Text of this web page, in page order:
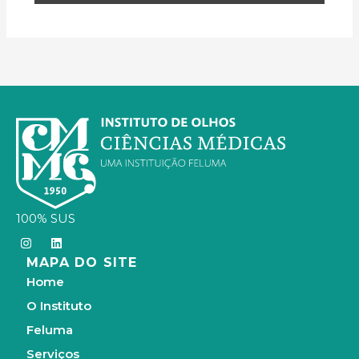
100% SUS
I
n
s
t
a
g
r
a
m
L
i
n
e
d
i
MAPA DO SITE
Home
O Instituto
Feluma
Serviços